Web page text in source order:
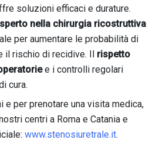
soluzioni efficaci e durature.
nella chirurgia ricostruttiva
per aumentare le probabilità di
il rischio di recidive. Il rispetto
e i controlli regolari
cura.
e per prenotare una visita medica,
centri a Roma e Catania e
www.stenosiuretrale.it.